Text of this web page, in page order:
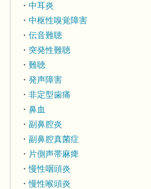
中耳炎
中枢性嗅覚障害
伝音難聴
突発性難聴
難聴
発声障害
非定型歯痛
鼻血
副鼻腔炎
副鼻腔真菌症
片側声帯麻痺
慢性咽頭炎
慢性喉頭炎